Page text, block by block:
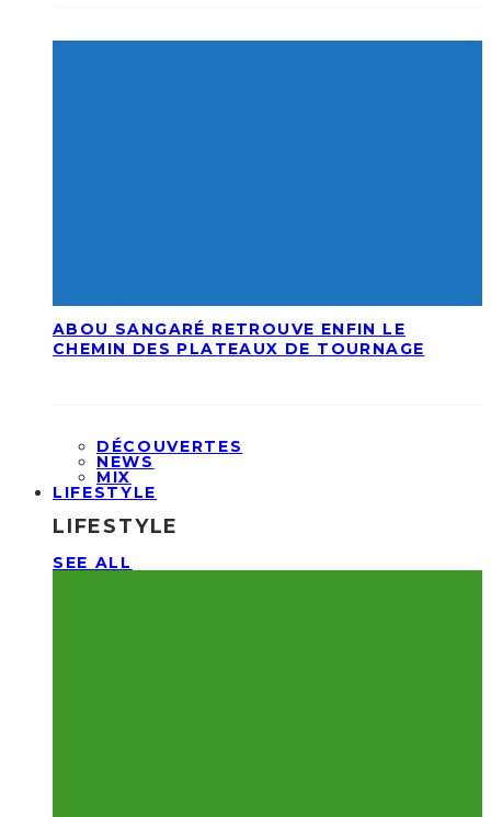
ABOU SANGARÉ RETROUVE ENFIN LE
CHEMIN DES PLATEAUX DE TOURNAGE
DÉCOUVERTES
NEWS
MIX
LIFESTYLE
LIFESTYLE
SEE ALL